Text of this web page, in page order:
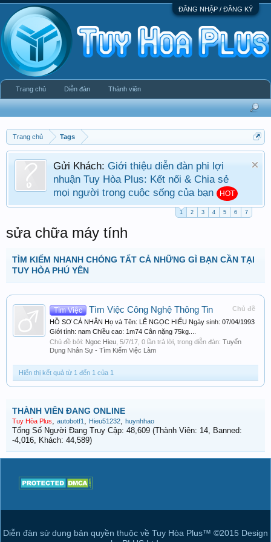
ĐĂNG NHẬP / ĐĂNG KÝ
Trang chủ Tags
Gửi Khách: Giới thiệu diễn đàn phi lợi
nhuận Tuy Hòa Plus: Kết nối & Chia sẻ
mọi người trong cuộc sống của bạn
HOT
1 2 3 4 5 6 7
sửa chữa máy tính
TÌM KIẾM NHANH CHÓNG TẤT CẢ NHỮNG GÌ BẠN CẦN TẠI
TUY HÒA PHÚ YÊN
Chủ đề
Tìm Việc Tìm Việc Công Nghệ Thông Tin
HỒ SƠ CÁ NHÂN Họ và Tên: LÊ NGỌC HIẾU Ngày sinh: 07/04/1993
Giới tính: nam Chiều cao: 1m74 Cân nặng 75kg....
Chủ đề bởi: Ngoc Hieu 5/7/17 , 0 lần trả lời, trong diễn đàn: Tuyển
Dụng Nhân Sự - Tìm Kiếm Việc Làm
Hiển thị kết quả từ 1 đến 1 của 1
THÀNH VIÊN ĐANG ONLINE
Tuy Hòa Plus, autobotf1 , Hieu51232, huynhhao
Tổng Số Người Đang Truy Cập: 48,609 (Thành Viên: 14, Banned:
-4,016, Khách: 44,589)
Trang chủ Diễn đàn Thành viên
Diễn đàn sử dụng bản quyền thuộc về Tuy Hòa Plus™ ©2015 Design